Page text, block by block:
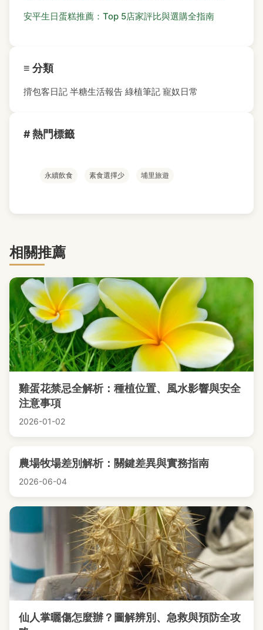
安平生日蛋糕推薦：Top 5店家評比與選購全指南
≡ 分類
揹包客日記 半糖生活報告 綠植筆記 寵奴日常
# 熱門標籤
永續飲食 素食選擇少 埔里旅遊
相關推薦
雞蛋花禁忌全解析：種植位置、風水影響與安全
注意事項
2026-01-02
農場牧場差別解析：關鍵差異與實務指南
2026-06-04
仙人掌曬傷怎麼辦？圖解辨別、急救與預防全攻